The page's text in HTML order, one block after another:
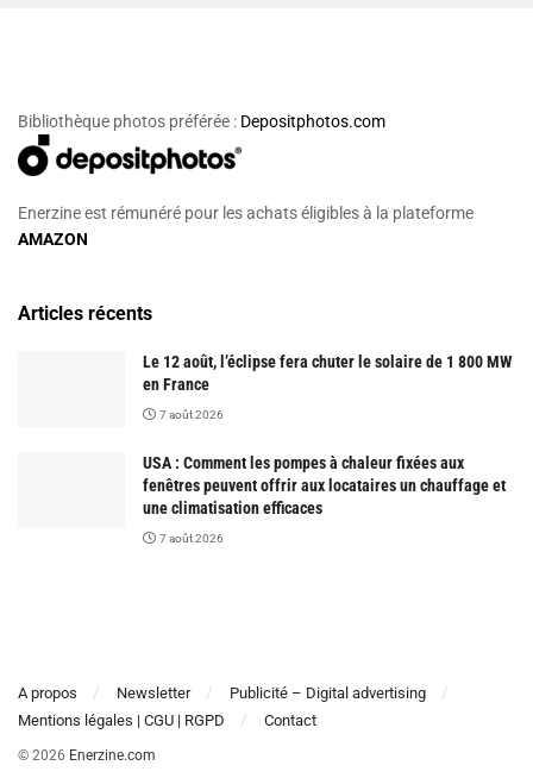
Bibliothèque photos préférée : Depositphotos.com
Enerzine est rémunéré pour les achats éligibles à la plateforme
AMAZON
Articles récents
Le 12 août, l’éclipse fera chuter le solaire de 1 800 MW
en France
7 août 2026
USA : Comment les pompes à chaleur fixées aux
fenêtres peuvent offrir aux locataires un chauffage et
une climatisation efficaces
7 août 2026
A propos Newsletter
Publicité – Digital advertising
Mentions légales | CGU | RGPD
Contact
© 2026 Enerzine.com